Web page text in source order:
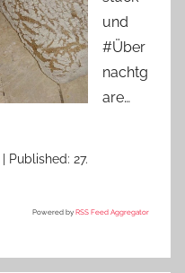
und
#Über
nachtg
are…
Published: 27.
Powered by RSS Feed Aggregator